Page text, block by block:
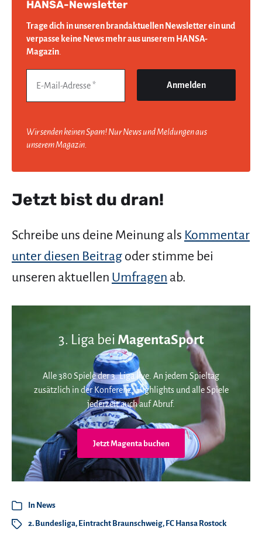
HANSA-Newsletter
Trage dich in unseren brandaktuellen Newsletter ein und
verpasse keine News mehr aus unserem HANSA-
Magazin.
Wir senden keinen Spam! Nur News und Meldungen aus
unserem Magazin.
Jetzt bist du dran!
Schreibe uns deine Meinung als Kommentar
unter diesen Beitrag oder stimme bei
unseren aktuellen Umfragen ab.
3. Liga bei MagentaSport
Alle 380 Spiele der 3. Liga live. An jedem Spieltag
zusätzlich in der Konferenz. Highlights und alle Spiele
jederzeit auch auf Abruf.
Jetzt Magenta buchen
In News
2. Bundesliga, Eintracht Braunschweig, FC Hansa Rostock